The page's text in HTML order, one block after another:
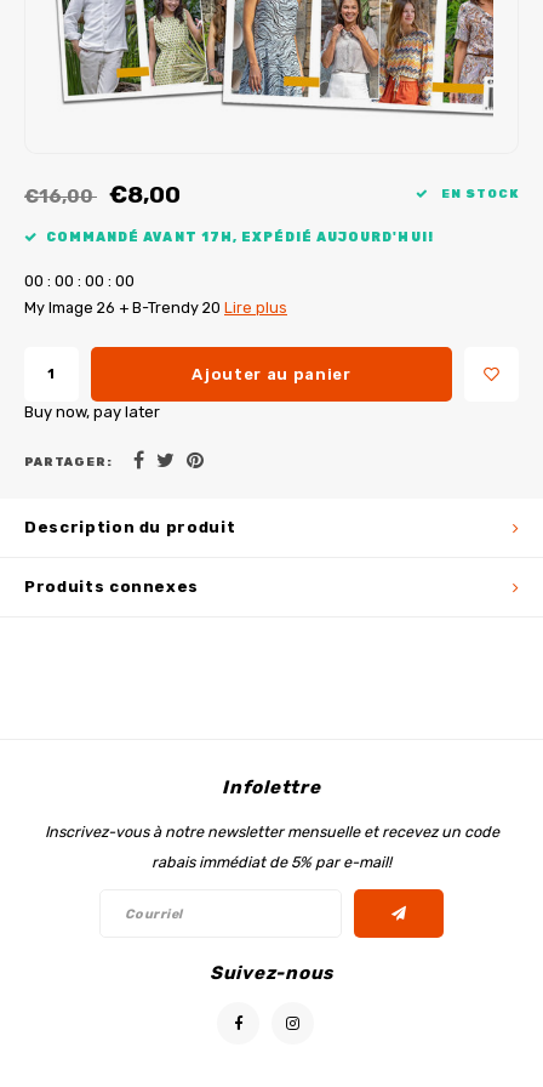
Tutoriels de My Image
Corrections de My Image
Corrections de B-Trendy
Applications
Ebooks gratuits
Service d'imprimante PDF
€16,00 €8,00 EN STOCK
COMMANDÉ AVANT 17H, EXPÉDIÉ AUJOURD'HUI!
00 : 00 : 00 : 00
My Image 26 + B-Trendy 20 Lire plus
Ajouter au panier
Buy now, pay later
PARTAGER:
Description du produit
Produits connexes
Infolettre
Inscrivez-vous à notre newsletter mensuelle et recevez un code
rabais immédiat de 5% par e-mail!
Suivez-nous